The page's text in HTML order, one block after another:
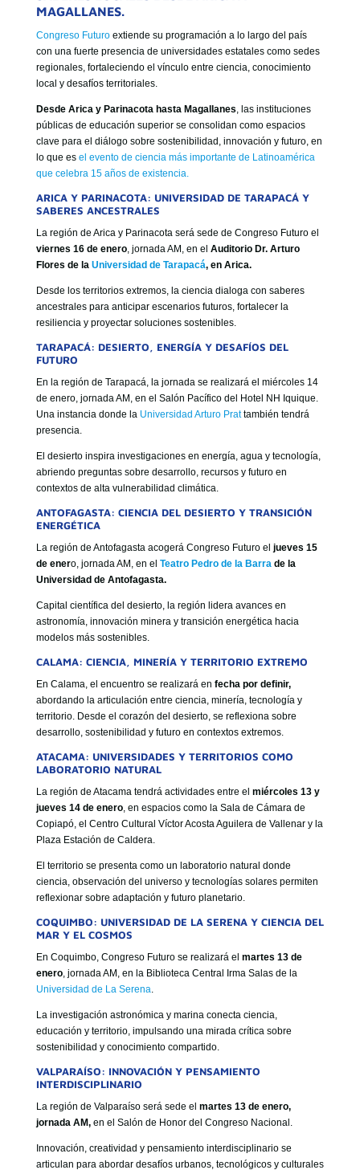
GOBIERNO CORPORATIVO
NUESTRO EQUIPO
MAGALLANES.
Congreso Futuroextiende su programación a lo largo del país
con una fuerte presencia de universidades estatales como sedes
regionales, fortaleciendo el vínculo entre ciencia, conocimiento
local y desafíos territoriales.
Desde Arica y Parinacota hasta Magallanes, las instituciones
públicas de educación superior se consolidan como espacios
clave para el diálogo sobre sostenibilidad, innovación y futuro, en
lo que es el evento de ciencia más importante de Latinoamérica
que celebra 15 años de existencia.
ARICA Y PARINACOTA: UNIVERSIDAD DE TARAPACÁ Y
SABERES ANCESTRALES
La región de Arica y Parinacota será sede de Congreso Futuro el
viernes 16 de enero, jornada AM, en el Auditorio Dr. Arturo
Flores de la Universidad de Tarapacá, en Arica.
Desde los territorios extremos, la ciencia dialoga con saberes
ancestrales para anticipar escenarios futuros, fortalecer la
resiliencia y proyectar soluciones sostenibles.
TARAPACÁ: DESIERTO, ENERGÍA Y DESAFÍOS DEL
FUTURO
En la región de Tarapacá, la jornada se realizará el miércoles 14
de enero, jornada AM, en el Salón Pacífico del Hotel NH Iquique.
Una instancia donde la Universidad Arturo Prattambién tendrá
presencia.
El desierto inspira investigaciones en energía, agua y tecnología,
abriendo preguntas sobre desarrollo, recursos y futuro en
contextos de alta vulnerabilidad climática.
ANTOFAGASTA: CIENCIA DEL DESIERTO Y TRANSICIÓN
ENERGÉTICA
La región de Antofagasta acogerá Congreso Futuro el jueves 15
de enero, jornada AM, en el Teatro Pedro de la Barrade la
Universidad de Antofagasta.
Capital científica del desierto, la región lidera avances en
astronomía, innovación minera y transición energética hacia
modelos más sostenibles.
CALAMA: CIENCIA, MINERÍA Y TERRITORIO EXTREMO
En Calama, el encuentro se realizará en fecha por definir,
abordando la articulación entre ciencia, minería, tecnología y
territorio. Desde el corazón del desierto, se reflexiona sobre
desarrollo, sostenibilidad y futuro en contextos extremos.
ATACAMA: UNIVERSIDADES Y TERRITORIOS COMO
LABORATORIO NATURAL
La región de Atacama tendrá actividades entre el miércoles 13 y
jueves 14 de enero, en espacios como la Sala de Cámara de
Copiapó, el Centro Cultural Víctor Acosta Aguilera de Vallenar y la
Plaza Estación de Caldera.
El territorio se presenta como un laboratorio natural donde
ciencia, observación del universo y tecnologías solares permiten
reflexionar sobre adaptación y futuro planetario.
COQUIMBO: UNIVERSIDAD DE LA SERENA Y CIENCIA DEL
MAR Y EL COSMOS
En Coquimbo, Congreso Futuro se realizará el martes 13 de
enero, jornada AM, en la Biblioteca Central Irma Salas de la
Universidad de La Serena.
La investigación astronómica y marina conecta ciencia,
educación y territorio, impulsando una mirada crítica sobre
sostenibilidad y conocimiento compartido.
VALPARAÍSO: INNOVACIÓN Y PENSAMIENTO
INTERDISCIPLINARIO
La región de Valparaíso será sede el martes 13 de enero,
jornada AM,en el Salón de Honor del Congreso Nacional.
Innovación, creatividad y pensamiento interdisciplinario se
articulan para abordar desafíos urbanos, tecnológicos y culturales